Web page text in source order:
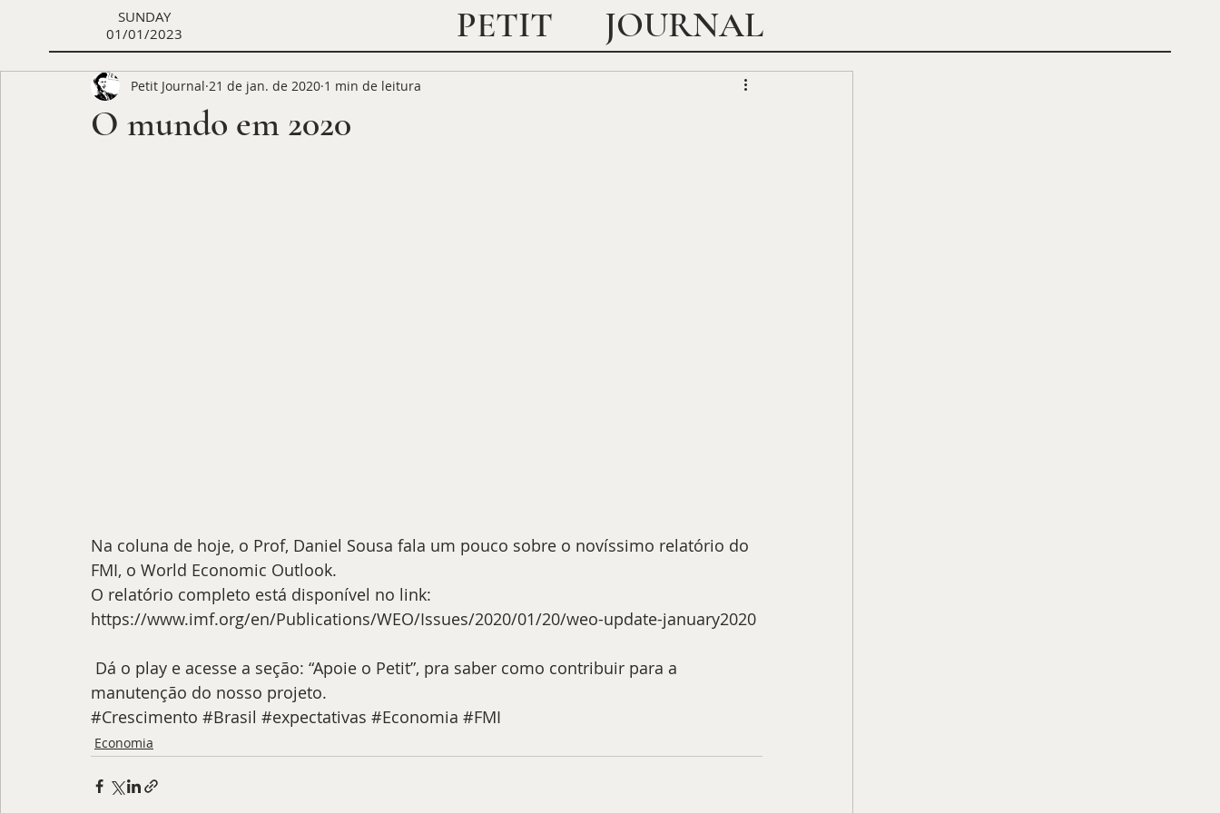
PETIT JOURNAL
SUNDAY
01/01/2023
O mundo em 2020
Petit Journal 21 de jan. de 2020 1 min de leitura
Na coluna de hoje, o Prof, Daniel Sousa fala um pouco sobre o novíssimo relatório do
FMI, o World Economic Outlook.
O relatório completo está disponível no link:
https://www.imf.org/en/Publications/WEO/Issues/2020/01/20/weo-update-january2020
manutenção do nosso projeto.
#Crescimento #Brasil #expectativas #Economia #FMI
Economia